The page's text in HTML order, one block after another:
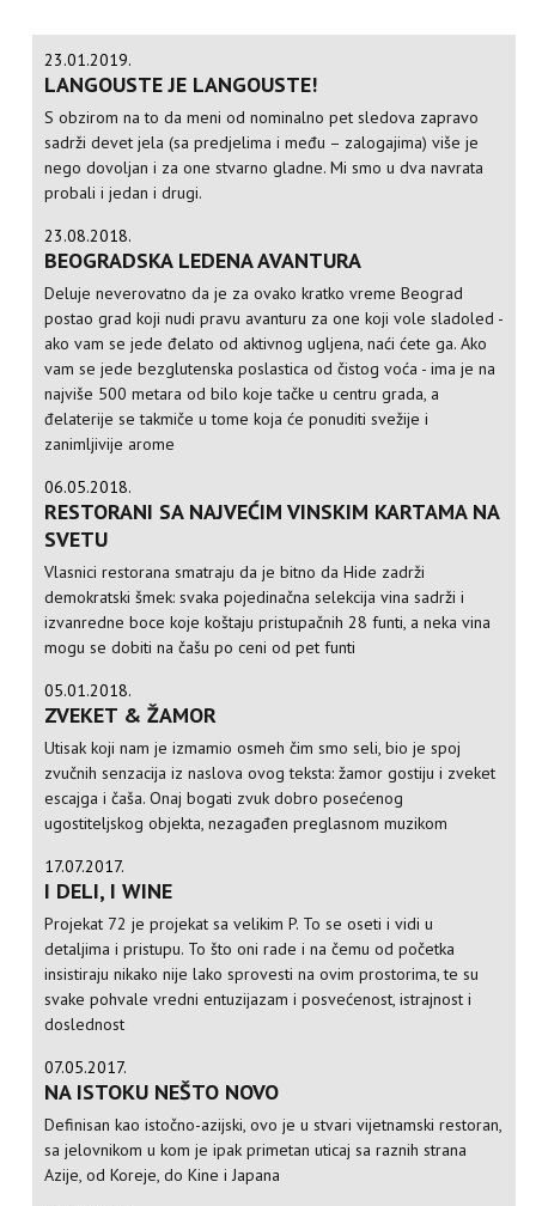
23.01.2019.
LANGOUSTE JE LANGOUSTE!
S obzirom na to da meni od nominalno pet sledova zapravo
sadrži devet jela (sa predjelima i među – zalogajima) više je
nego dovoljan i za one stvarno gladne. Mi smo u dva navrata
probali i jedan i drugi.
23.08.2018.
BEOGRADSKA LEDENA AVANTURA
Deluje neverovatno da je za ovako kratko vreme Beograd
postao grad koji nudi pravu avanturu za one koji vole sladoled -
ako vam se jede đelato od aktivnog ugljena, naći ćete ga. Ako
vam se jede bezglutenska poslastica od čistog voća - ima je na
najviše 500 metara od bilo koje tačke u centru grada, a
đelaterije se takmiče u tome koja će ponuditi svežije i
zanimljivije arome
06.05.2018.
RESTORANI SA NAJVEĆIM VINSKIM KARTAMA NA
SVETU
Vlasnici restorana smatraju da je bitno da Hide zadrži
demokratski šmek: svaka pojedinačna selekcija vina sadrži i
izvanredne boce koje koštaju pristupačnih 28 funti, a neka vina
mogu se dobiti na čašu po ceni od pet funti
05.01.2018.
ZVEKET & ŽAMOR
Utisak koji nam je izmamio osmeh čim smo seli, bio je spoj
zvučnih senzacija iz naslova ovog teksta: žamor gostiju i zveket
escajga i čaša. Onaj bogati zvuk dobro posećenog
ugostiteljskog objekta, nezagađen preglasnom muzikom
17.07.2017.
I DELI, I WINE
Projekat 72 je projekat sa velikim P. To se oseti i vidi u
detaljima i pristupu. To što oni rade i na čemu od početka
insistiraju nikako nije lako sprovesti na ovim prostorima, te su
svake pohvale vredni entuzijazam i posvećenost, istrajnost i
doslednost
07.05.2017.
NA ISTOKU NEŠTO NOVO
Definisan kao istočno-azijski, ovo je u stvari vijetnamski restoran,
sa jelovnikom u kom je ipak primetan uticaj sa raznih strana
Azije, od Koreje, do Kine i Japana